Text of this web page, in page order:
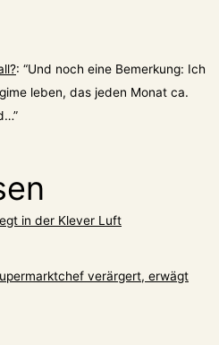
: “Und noch eine Bemerkung: Ich
leben, das jeden Monat ca.
”
in der Klever Luft
verärgert, erwägt